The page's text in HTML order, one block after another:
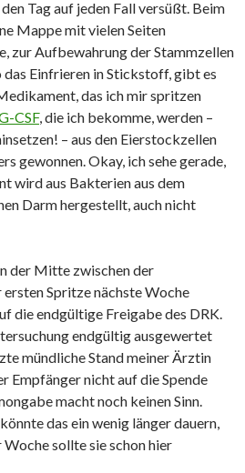
Tag auf jeden Fall versüßt. Beim
Mappe mit vielen Seiten
zur Aufbewahrung der Stammzellen
Einfrieren in Stickstoff, gibt es
das ich mir spritzen
CSF, die ich bekomme, werden –
– aus den Eierstockzellen
gewonnen. Okay, ich sehe gerade,
wird aus Bakterien aus dem
Darm hergestellt, auch nicht
der Mitte zwischen der
Spritze nächste Woche
die endgültige Freigabe des DRK.
endgültig ausgewertet
mündliche Stand meiner Ärztin
Empfänger nicht auf die Spende
macht noch keinen Sinn.
das ein wenig länger dauern,
sollte sie schon hier